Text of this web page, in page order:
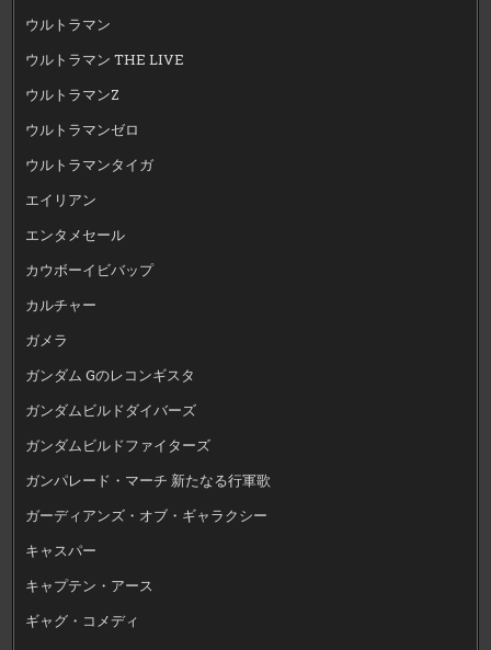
ウルトラマン
ウルトラマン THE LIVE
ウルトラマンZ
ウルトラマンゼロ
ウルトラマンタイガ
エイリアン
エンタメセール
カウボーイビバップ
カルチャー
ガメラ
ガンダム Gのレコンギスタ
ガンダムビルドダイバーズ
ガンダムビルドファイターズ
ガンパレード・マーチ 新たなる行軍歌
ガーディアンズ・オブ・ギャラクシー
キャスパー
キャプテン・アース
ギャグ・コメディ